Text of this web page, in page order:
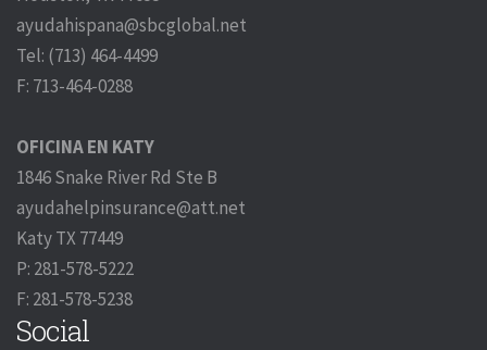
ayudahispana@sbcglobal.net
Tel: (713) 464-4499
F: 713-464-0288
OFICINA EN KATY
1846 Snake River Rd Ste B
ayudahelpinsurance@att.net
Katy TX 77449
P: 281-578-5222
F: 281-578-5238
Social